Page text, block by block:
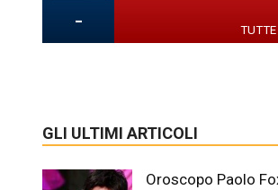
- TUTTE
GLI ULTIMI ARTICOLI
Oroscopo Paolo